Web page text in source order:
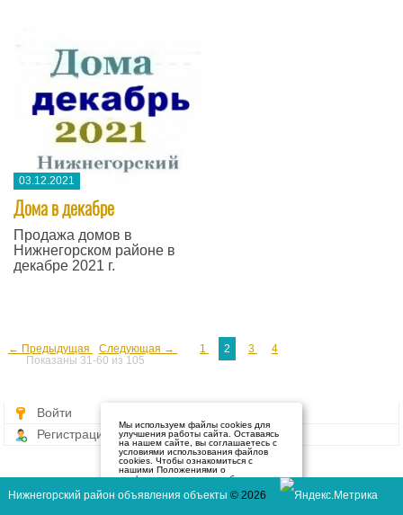
03.12.2021
Дома в декабре
Продажа домов в
Нижнегорском районе в
декабре 2021 г.
← Предыдущая Следующая → 1 2 3
4
Показаны 31-60 из 105
Войти
Регистрация
Мы используем файлы cookies для
улучшения работы сайта. Оставаясь
на нашем сайте, вы соглашаетесь с
условиями использования файлов
cookies. Чтобы ознакомиться с
нашими Положениями о
конфиденциальности и об
нажмите здесь.
Нижнегорский район объявления объекты © 2026